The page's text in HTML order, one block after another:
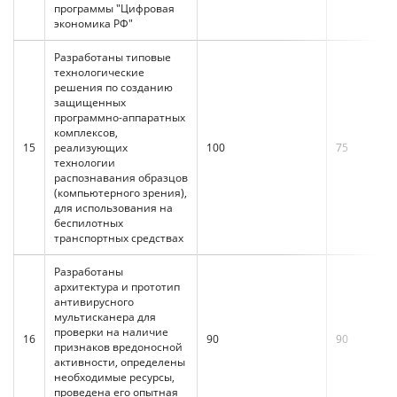
программы "Цифровая
экономика РФ"
15
Разработаны типовые
технологические
решения по созданию
защищенных
программно-аппаратных
комплексов,
реализующих
технологии
распознавания образцов
(компьютерного зрения),
для использования на
беспилотных
транспортных средствах
100 75
16
Разработаны
архитектура и прототип
антивирусного
мультисканера для
проверки на наличие
признаков вредоносной
активности, определены
необходимые ресурсы,
проведена его опытная
90 90